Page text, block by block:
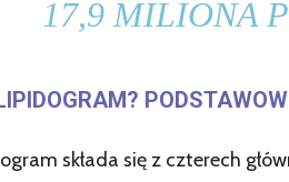
17,9 MILIONA
składa się z czterech